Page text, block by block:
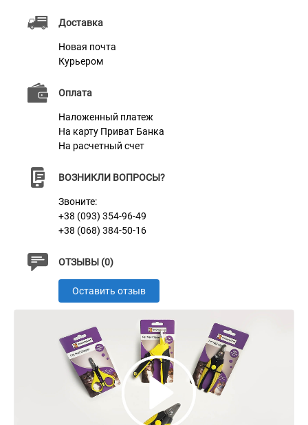
Доставка
Новая почта
Курьером
Оплата
Наложенный платеж
На карту Приват Банка
На расчетный счет
ВОЗНИКЛИ ВОПРОСЫ?
Звоните:
+38 (093) 354-96-49
+38 (068) 384-50-16
ОТЗЫВЫ (0)
Оставить отзыв
питомцем.
Характеристики
Цвет